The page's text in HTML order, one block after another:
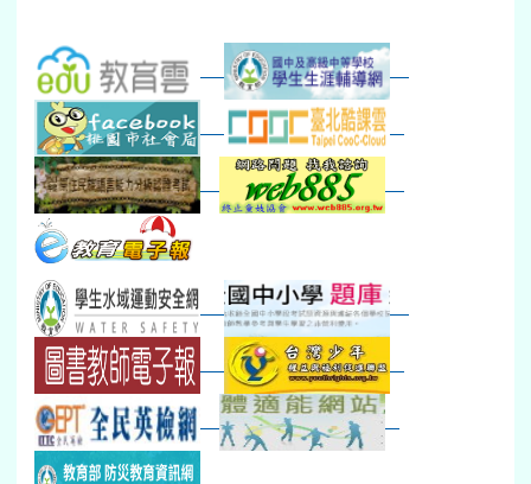
新生智力測驗補測(...
下午-新進教師研習
教師備課會議
新生訓練(整天)新生訓練(~12:00)
下午-校務會議14:00-
八九年級返校8-9
防災演練工作分配及...
30 31 2 3
本週_健康檢查週各班器材負責人訓練
發放班級書箱及晨讀...
技藝教育學程說明會...
12:30幹部訓練七年級新生健檢
本週_友善校園週收學生證、換補教科...
本週_圖書館開放借...
開學日
第一週
超額比序暨免試入學...